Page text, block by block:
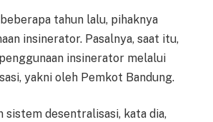
tahun lalu, pihaknya
insinerator. Pasalnya, saat itu,
insinerator melalui
yakni oleh Pemkot Bandung.
sistem desentralisasi, kata dia,